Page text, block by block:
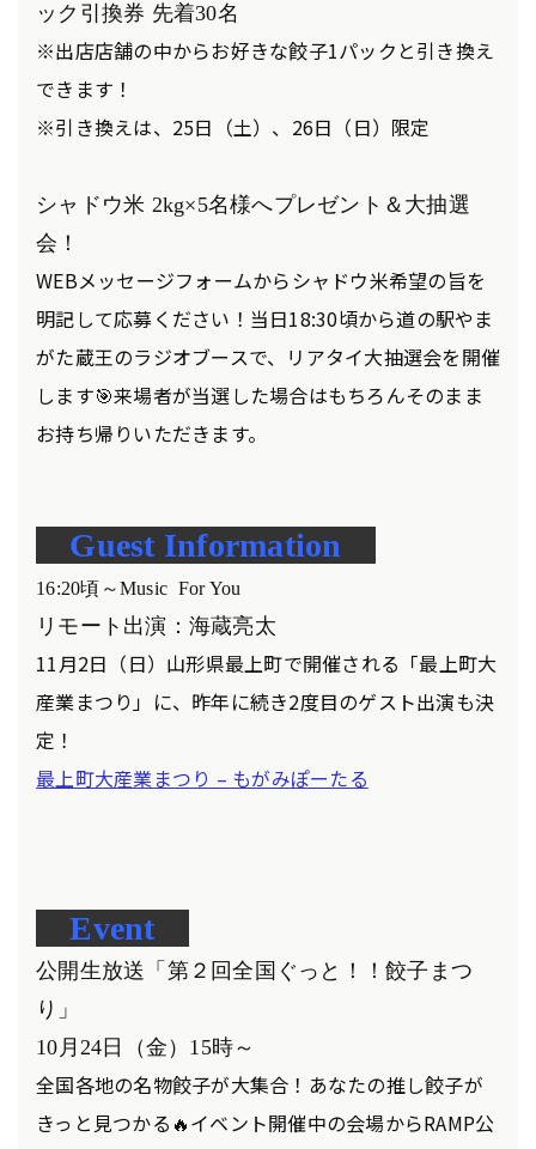
ック引換券 先着30名
※出店店舗の中からお好きな餃子1パックと引き換え
できます！
※引き換えは、25日（土）、26日（日）限定
シャドウ米 2kg×5名様へプレゼント＆大抽選
会！
WEBメッセージフォームからシャドウ米希望の旨を
明記して応募ください！当日18:30頃から道の駅やま
がた蔵王のラジオブースで、リアタイ大抽選会を開催
します🎯来場者が当選した場合はもちろんそのまま
お持ち帰りいただきます。
Guest Information
16:20頃～Music For You
リモート出演：海蔵亮太
11月2日（日）山形県最上町で開催される「最上町大
産業まつり」に、昨年に続き2度目のゲスト出演も決
定！
最上町大産業まつり – もがみぽーたる
Event
公開生放送「 第２回全国ぐっと！！餃子まつ
り」
10月24日（金）15時～
全国各地の名物餃子が大集合！あなたの推し餃子が
きっと見つかる🔥イベント開催中の会場からRAMP公